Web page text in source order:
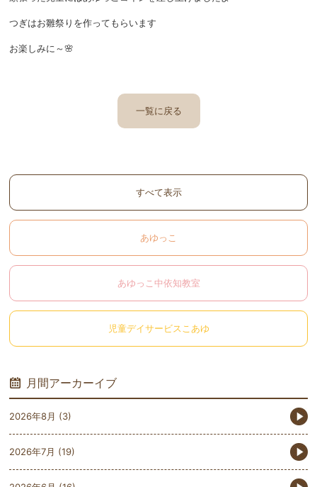
つぎはお雛祭りを作ってもらいます
お楽しみに～🌸
一覧に戻る
すべて表示
あゆっこ
あゆっこ中依知教室
児童デイサービスこあゆ
月間アーカーイブ
2026年8月 (3)
2026年7月 (19)